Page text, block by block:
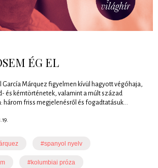
ÉG EL
García Márquez figyelmen kívül hagyott végóhaja,
és kémtörténetek, valamint a múlt század
három friss megjelenésről és fogadtatásuk...
#spanyol nyelv
#kolumbiai próza